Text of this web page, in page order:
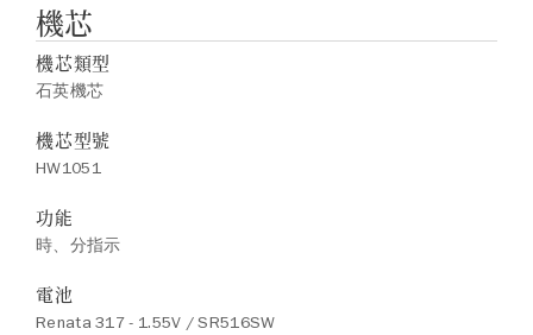
機芯
機芯類型
石英機芯
機芯型號
HW1051
功能
時、分指示
電池
Renata 317 - 1.55V / SR516SW